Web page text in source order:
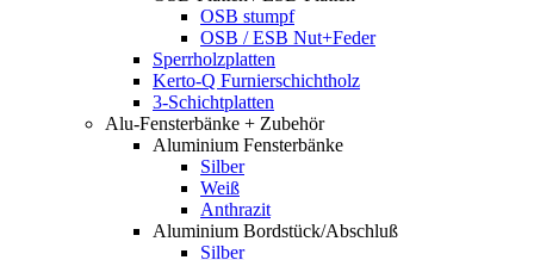
OSB stumpf
OSB / ESB Nut+Feder
Sperrholzplatten
Kerto-Q Furnierschichtholz
3-Schichtplatten
Alu-Fensterbänke + Zubehör
Aluminium Fensterbänke
Silber
Weiß
Anthrazit
Aluminium Bordstück/Abschluß
Silber